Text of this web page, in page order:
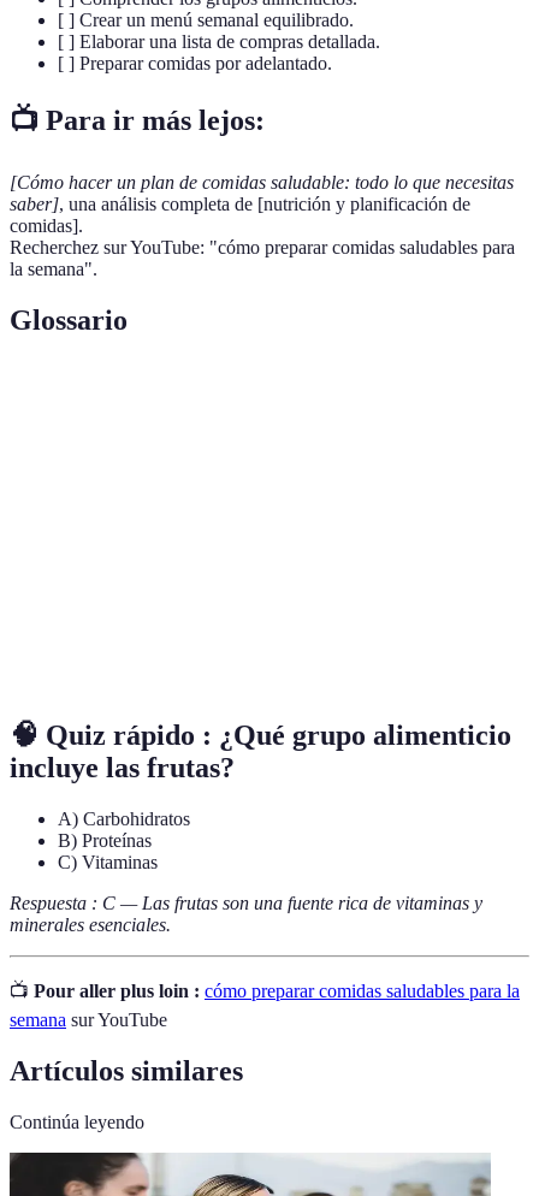
[ ] Crear un menú semanal equilibrado.
[ ] Elaborar una lista de compras detallada.
[ ] Preparar comidas por adelantado.
📺 Para ir más lejos:
[Cómo hacer un plan de comidas saludable: todo lo que necesitas
saber], una análisis completa de [nutrición y planificación de
comidas].
Recherchez sur YouTube: "cómo preparar comidas saludables para
la semana".
Glossario
🧠 Quiz rápido : ¿Qué grupo alimenticio
incluye las frutas?
A) Carbohidratos
B) Proteínas
C) Vitaminas
Respuesta : C — Las frutas son una fuente rica de vitaminas y
minerales esenciales.
📺 Pour aller plus loin : cómo preparar comidas saludables para la
semana sur YouTube
Artículos similares
Continúa leyendo